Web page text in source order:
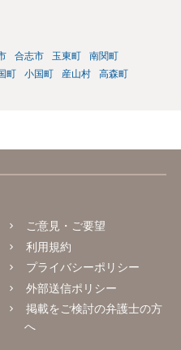
合志市 玉東町
南関町
町 小国町 産山村
高森町
ご意見・ご要望
利用規約
プライバシーポリシー
外部送信ポリシー
掲載をご検討の弁護士の方
へ